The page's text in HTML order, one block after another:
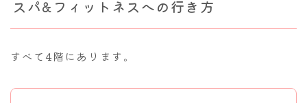
スパ&フィットネスへの行き方
すべて4階にあります。